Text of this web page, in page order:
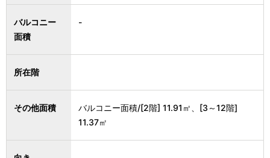
バルコニー
面積
-
所在階
その他面積
バルコニー面積/[2階] 11.91㎡、[3～12階]
11.37㎡